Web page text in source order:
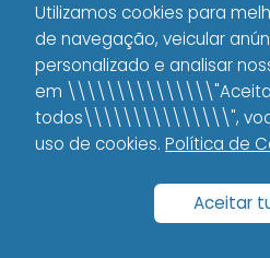
Disponibilize
de forma
o usuário explore
sucesso,
se identifique
Campanhas de
Ofertas que
Utilizamos cookies para
de navegação, veicular
personalizado e analisar
em
todos\\\\\\\\\\\\\\\", você
uso de cookies. Política de
Aceitar